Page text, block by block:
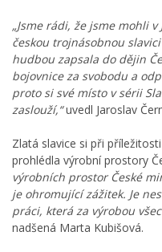
„Jsme rádi, že jsme mohli
českou trojnásobnou
hudbou zapsala do dějin
bojovnice za svobodu a
proto si své místo v sérii
zaslouží,“uvedl Jaroslav
Zlatá slavice si při
prohlédla výrobní prostory
výrobních prostor České
je ohromující zážitek. Je
práci, která za výrobou
nadšená Marta Kubišová.